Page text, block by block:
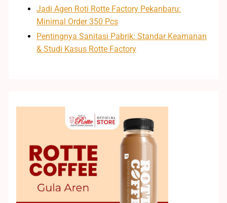
Jadi Agen Roti Rotte Factory Pekanbaru:
Minimal Order 350 Pcs
Pentingnya Sanitasi Pabrik: Standar Keamanan
& Studi Kasus Rotte Factory